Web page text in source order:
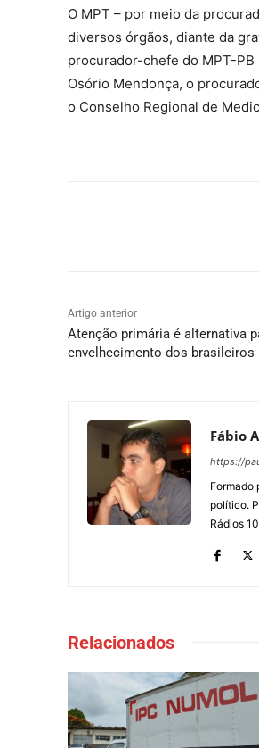
O MPT – por meio da
diversos órgãos, diante da
procurador-chefe do MPT-PB
Osório Mendonça, o
o Conselho Regional de
Artigo anterior
Atenção primária é alternativa
envelhecimento dos brasileiros
Fábio
https://
Formado
político.
Rádios
Relacionados